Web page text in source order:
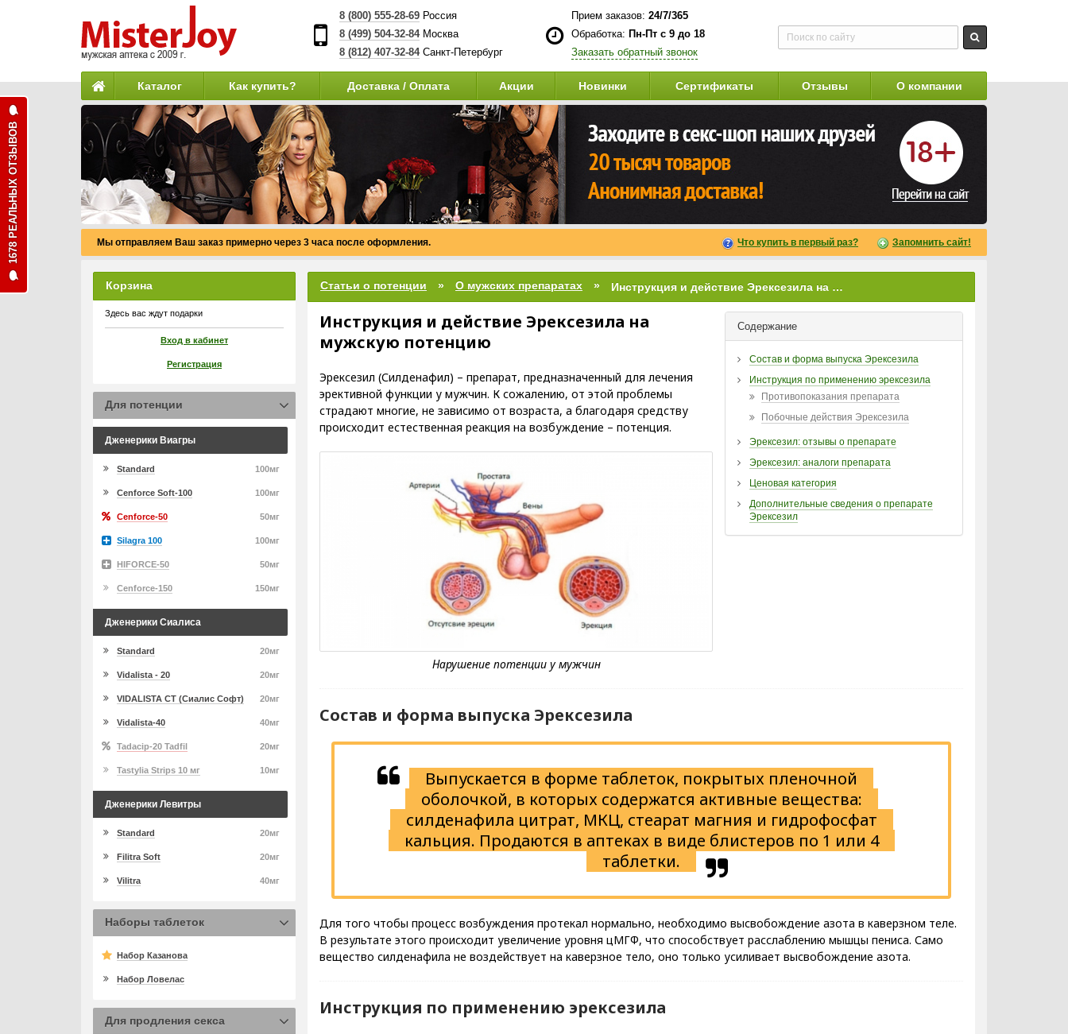
8 (800) 555-28-69Россия
8 (499) 504-32-84Москва
8 (812) 407-32-84 Санкт-Петербург
Прием заказов: 24/7/365
Обработка: Пн-Пт с 9 до 18
Заказать обратный звонок
Каталог Как купить? Доставка / Оплата Акции Новинки Сертификаты Отзывы О компании
Мы отправляем Ваш заказ примерно через 3 часа после оформления. Что купить в первый раз? Запомнить сайт!
Статьи о потенции О мужских препаратах Инструкция и действие Эрексезила на мужскую потенцию
Содержание
Состав и форма выпуска Эрексезила
Инструкция по применению эрексезила
Противопоказания препарата
Побочные действия Эрексезила
Эрексезил: отзывы о препарате
Эрексезил: аналоги препарата
Ценовая категория
Дополнительные сведения о препарате
Эрексезил
Инструкция и действие Эрексезила на
мужскую потенцию
Эрексезил (Силденафил) – препарат, предназначенный для лечения
эрективной функции у мужчин. К сожалению, от этой проблемы
страдают многие, не зависимо от возраста, а благодаря средству
происходит естественная реакция на возбуждение – потенция.
Состав и форма выпуска Эрексезила
Выпускается в форме таблеток, покрытых пленочной
оболочкой, в которых содержатся активные вещества:
силденафила цитрат, МКЦ, стеарат магния и гидрофосфат
кальция. Продаются в аптеках в виде блистеров по 1 или 4
таблетки.
Для того чтобы процесс возбуждения протекал нормально, необходимо высвобождение азота в каверзном теле.
В результате этого происходит увеличение уровня цМГФ, что способствует расслаблению мышцы пениса. Само
вещество силденафила не воздействует на каверзное тело, оно только усиливает высвобождение азота.
Инструкция по применению эрексезила
Корзина
Здесь вас ждут подарки
Вход в кабинет
Регистрация
Для потенции
Дженерики Виагры
100мг
Standard
100мг
Cenforce Soft-100
50мг
Cenforce-50
100мг
Silagra 100
50мг
HIFORCE-50
150мг
Cenforce-150
Дженерики Сиалиса
20мг
Standard
20мг
Vidalista - 20
20мг
VIDALISTA CT (Сиалис Софт)
40мг
Vidalista-40
20мг
Tadacip-20 Tadfil
10мг
Tastylia Strips 10 мг
Дженерики Левитры
20мг
Standard
20мг
Filitra Soft
40мг
Vilitra
Наборы таблеток
Набор Казанова
Набор Ловелас
Для продления секса
1678 РЕАЛЬНЫХ ОТЗЫВОВ